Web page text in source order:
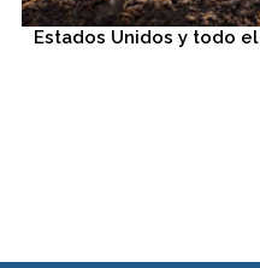
Estados Unidos y todo